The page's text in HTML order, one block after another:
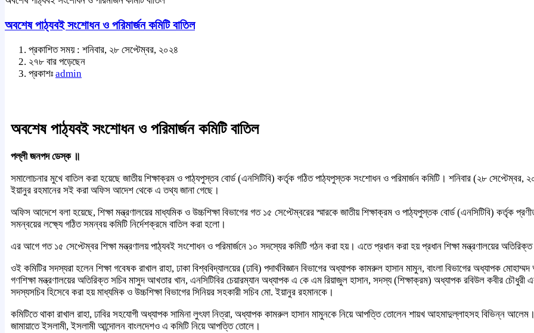
অবশেষ পাঠ্যবই সংশোধন ও পরিমার্জন কমিটি বাতিল
প্রকাশিত সময় : শনিবার, ২৮ সেপ্টেম্বর, ২০২৪
২৭৮ বার পড়েছেন
প্রকাশঃ admin
অবশেষ পাঠ্যবই সংশোধন ও পরিমার্জন কমিটি বাতিল
পল্লী জনপদ ডেস্ক ॥
সমালোচনার মুখে বাতিল করা হয়েছে জাতীয় শিক্ষাক্রম ও পাঠ্যপুস্তব বোর্ড (এনসিটিবি) কর্তৃক গঠিত পাঠ্যপুস্তক সংশোধন ও পরিমার্জন কমিটি। শনিবার (২৮ সেপ্টেম্বর,
ইয়ানুর রহমানের সই করা অফিস আদেশ থেকে এ তথ্য জানা গেছে।
অফিস আদেশে বলা হয়েছে, শিক্ষা মন্ত্রণালয়ের মাধ্যমিক ও উচ্চশিক্ষা বিভাগের গত ১৫ সেপ্টেম্বরের স্মারকে জাতীয় শিক্ষাক্রম ও পাঠ্যপুস্তক বোর্ড (এনসিটিবি) কর্তৃক
সমন্বয়ের লক্ষ্যে গঠিত সমন্বয় কমিটি নির্দেশক্রমে বাতিল করা হলো।
এর আগে গত ১৫ সেপ্টেম্বর শিক্ষা মন্ত্রণালয় পাঠ্যবই সংশোধন ও পরিমার্জনে ১০ সদস্যের কমিটি গঠন করা হয়। এতে প্রধান করা হয় প্রধান শিক্ষা মন্ত্রণালয়ের
ওই কমিটির সদস্যরা হলেন শিক্ষা গবেষক রাখাল রাহা, ঢাকা বিশ্ববিদ্যালয়ের (ঢাবি) পদার্থবিজ্ঞান বিভাগের অধ্যাপক কামরুল হাসান মামুন, বাংলা বিভাগের অধ্যাপক
গণশিক্ষা মন্ত্রণালয়ের অতিরিক্ত সচিব মাসুদ আখতার খান, এনসিটিবির চেয়ারম্যান অধ্যাপক এ কে এম রিয়াজুল হাসান, সদস্য (শিক্ষাক্রম) অধ্যাপক রবিউল কবীর
সদস্যসচিব হিসেবে করা হয় মাধ্যমিক ও উচ্চশিক্ষা বিভাগের সিনিয়র সহকারী সচিব মো. ইয়ানুর রহমানকে।
কমিটিতে থাকা রাখাল রাহা, ঢাবির সহযোগী অধ্যাপক সামিনা লুৎফা নিত্রা, অধ্যাপক কামরুল হাসান মামুনকে নিয়ে আপত্তি তোলেন শায়খ আহমাদুল্লাহসহ বিভিন্ন
জামায়াতে ইসলামী, ইসলামী আন্দোলন বাংলদেশও এ কমিটি নিয়ে আপত্তি তোলে।